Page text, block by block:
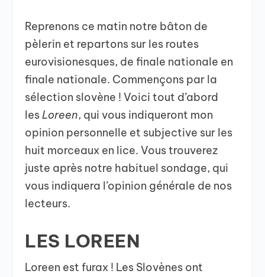
Reprenons ce matin notre bâton de
pèlerin et repartons sur les routes
eurovisionesques, de finale nationale en
finale nationale. Commençons par la
sélection slovène ! Voici tout d’abord
lesLoreen, qui vous indiqueront mon
opinion personnelle et subjective sur les
huit morceaux en lice. Vous trouverez
juste après notre habituel sondage, qui
vous indiquera l’opinion générale de nos
lecteurs.
LES LOREEN
Loreen est furax ! Les Slovènes ont